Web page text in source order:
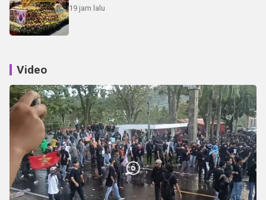
19 jam lalu
Video